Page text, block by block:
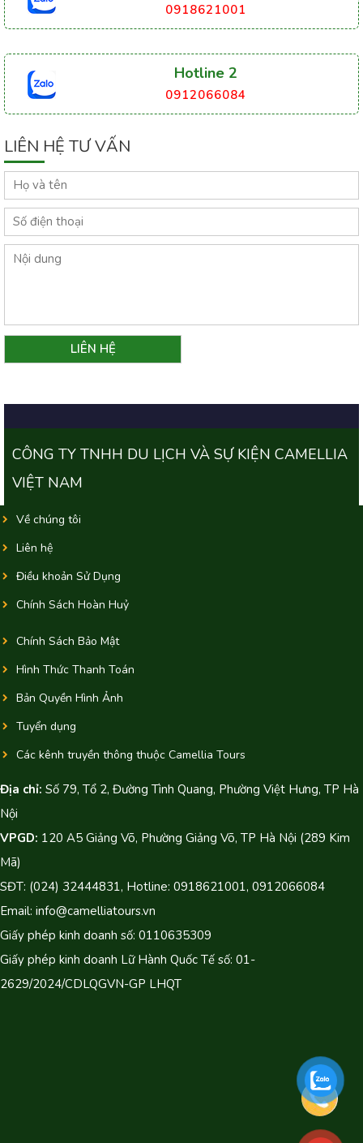
0918621001
Hotline 2
0912066084
LIÊN HỆ TƯ VẤN
CÔNG TY TNHH DU LỊCH VÀ SỰ KIỆN CAMELLIA
VIỆT NAM
Về chúng tôi
Liên hệ
Điều khoản Sử Dụng
Chính Sách Hoàn Huỷ
Chính Sách Bảo Mật
Hình Thức Thanh Toán
Bản Quyền Hình Ảnh
Tuyển dụng
Các kênh truyền thông thuộc Camellia Tours
Địa chỉ: Số 79, Tổ 2, Đường Tình Quang, Phường Việt Hưng, TP Hà
Nội
VPGD: 120 A5 Giảng Võ, Phường Giảng Võ, TP Hà Nội (289 Kim
Mã)
SĐT: (024) 32444831, Hotline: 0918621001, 0912066084
Email: info@camelliatours.vn
Giấy phép kinh doanh số: 0110635309
Giấy phép kinh doanh Lữ Hành Quốc Tế số: 01-
2629/2024/CDLQGVN-GP LHQT